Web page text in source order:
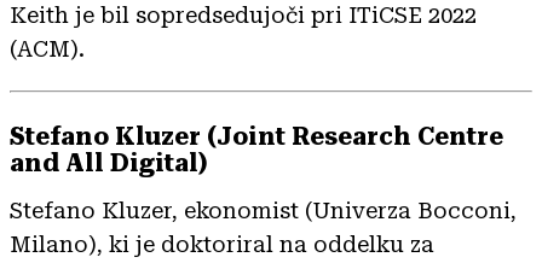
Keith je bil sopredsedujoči pri ITiCSE 2022
(ACM).
Stefano Kluzer (Joint Research Centre
and All Digital)
Stefano Kluzer, ekonomist (Univerza Bocconi,
Milano), ki je doktoriral na oddelku za